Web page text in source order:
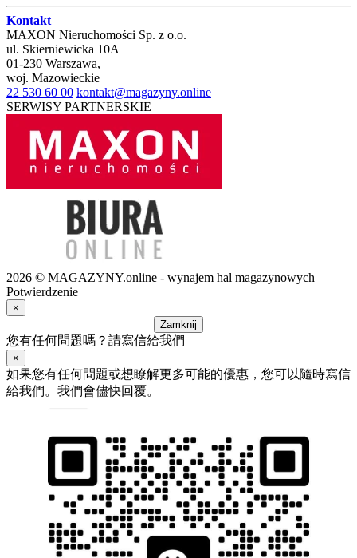
Kontakt
MAXON Nieruchomości Sp. z o.o.
ul. Skierniewicka 10A
01-230 Warszawa,
woj. Mazowieckie
22 530 60 00 kontakt@magazyny.online
SERWISY PARTNERSKIE
2026 © MAGAZYNY.online - wynajem hal magazynowych
Potwierdzenie
×
Zamknij
您有任何問題嗎？請寫信給我們
×
如果您有任何問題或想瞭解更多可能的優惠，您可以隨時寫信
給我們。我們會儘快回覆。